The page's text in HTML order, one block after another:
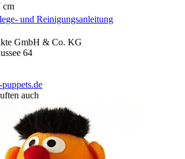
cm
und Reinigungsanleitung
GmbH & Co. KG
64
auch